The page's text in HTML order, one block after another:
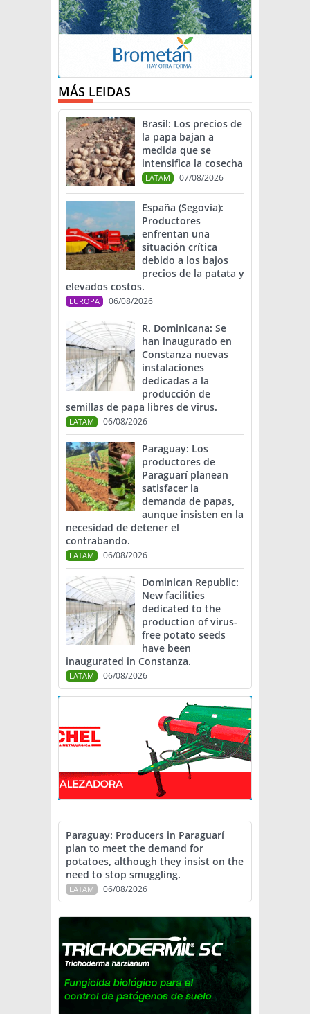
MÁS LEIDAS
Brasil: Los precios de
la papa bajan a
medida que se
intensifica la cosecha
LATAM 07/08/2026
España (Segovia):
Productores
enfrentan una
situación crítica
debido a los bajos
precios de la patata y
elevados costos.
EUROPA 06/08/2026
R. Dominicana: Se
han inaugurado en
Constanza nuevas
instalaciones
dedicadas a la
producción de
semillas de papa libres de virus.
LATAM 06/08/2026
Paraguay: Los
productores de
Paraguarí planean
satisfacer la
demanda de papas,
aunque insisten en la
necesidad de detener el
contrabando.
LATAM 06/08/2026
Dominican Republic:
New facilities
dedicated to the
production of virus-
free potato seeds
have been
inaugurated in Constanza.
LATAM 06/08/2026
Paraguay: Producers in Paraguarí
plan to meet the demand for
potatoes, although they insist on the
need to stop smuggling.
LATAM 06/08/2026